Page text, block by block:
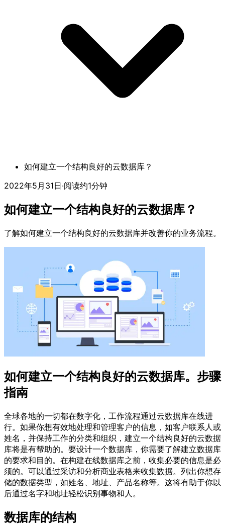
如何建立一个结构良好的云数据库？
2022年5月31日·阅读约1分钟
如何建立一个结构良好的云数据库？
了解如何建立一个结构良好的云数据库并改善你的业务流程。
如何建立一个结构良好的云数据库。步骤
指南
全球各地的一切都在数字化，工作流程通过云数据库在线进
行。如果你想有效地处理和管理客户的信息，如客户联系人或
姓名，并保持工作的分类和组织，建立一个结构良好的云数据
库将是有帮助的。要设计一个数据库，你需要了解建立数据库
的要求和目的。在构建在线数据库之前，收集必要的信息是必
须的。可以通过采访和分析商业表格来收集数据。列出你想存
储的数据类型，如姓名、地址、产品名称等。这将有助于你以
后通过名字和地址轻松识别事物和人。
数据库的结构